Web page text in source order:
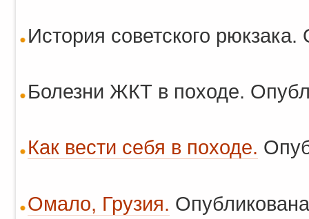
История советского
Болезни ЖКТ в походе.
Как вести себя в походе.
Омало, Грузия.